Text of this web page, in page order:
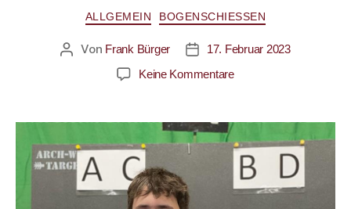
ALLGEMEIN BOGENSCHIESSEN
Von Frank Bürger
17. Februar 2023
Keine Kommentare